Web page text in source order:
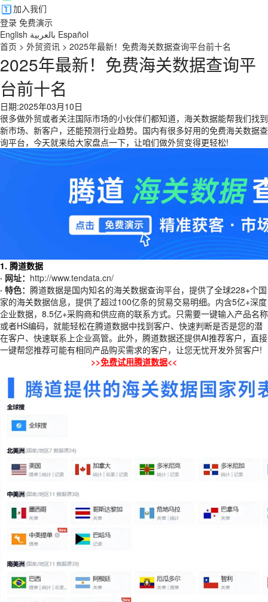
加入我们
登录 免费演示
English بالعربية Español
首页 > 外贸资讯 > 2025年最新！免费海关数据查询平台前十名
2025年最新！免费海关数据查询平
台前十名
日期:2025年03月10日
很多做外贸或者关注国际市场的小伙伴们都知道，海关数据能帮我们找到
新市场、新客户，还能预测行业趋势。国内有很多好用的免费海关数据查
询平台，今天就来给大家盘点一下，让咱们做外贸变得更轻松!
1. 腾道数据
· 网址： http://www.tendata.cn/
· 特色： 腾道数据是国内知名的海关数据查询平台， 提供了全球228+个国
家的海关数据信息，提供了超过100亿条的贸易交易明细。内含5亿+深度
企业数据，8.5亿+采购商和供应商的联系方式。只需要一键输入产品名称
或者HS编码，就能轻松在腾道数据中找到客户、快速判断是否是您的潜
在客户、快速联系上企业高管。此外，腾道数据还提供AI推荐客户，直接
一键帮您推荐可能有相同产品购买需求的客户，让您无忧开发外贸客户!
>>免费试用腾道数据<<